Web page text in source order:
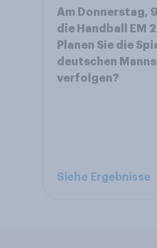
Am Donnerstag,
die Handball EM
Planen Sie die
deutschen
verfolgen?
Siehe Ergebnisse